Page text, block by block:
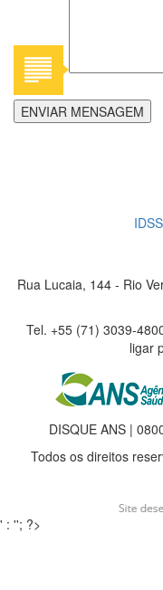
Rua Lucaia, 144 - Rio
Tel. +55 (71) 3039-
ligar
DISQUE ANS |
Todos os direitos
' : ''; ?>